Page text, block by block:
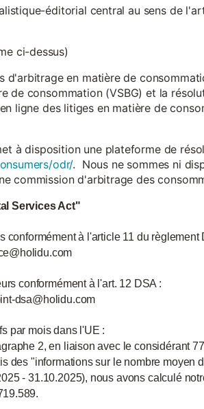
éditorial central au sens de
ci-dessus)
d'arbitrage en matière de
de consommation (VSBG) et la
ligne des litiges en matière de
à disposition une plateforme de
odr/. Nous ne sommes ni
commission d'arbitrage des
Services Act"
conformément à l'article 11 du règlement
conformément à l'art. 12 DSA :
dsa@holidu.com
par mois dans l'UE :
2, en liaison avec le considérant
des "informations sur le nombre moyen
- 31.10.2025), nous avons calculé